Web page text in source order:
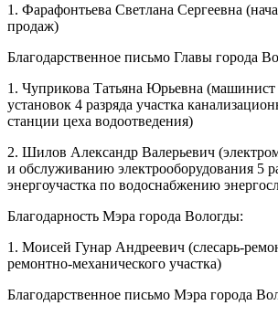
1. Фарафонтьева Светлана Сергеевна
продаж)
Благодарственное письмо Главы города
1. Чуприкова Татьяна Юрьевна
установок 4 разряда участка
станции цеха водоотведения)
2. Шилов Александр Валерьевич
и обслуживанию электрооборудования 5
энергоучастка по водоснабжению
Благодарность Мэра города Вологды:
1. Моисей Гунар Андреевич (слесарь-
ремонтно-механического участка)
Благодарственное письмо Мэра города